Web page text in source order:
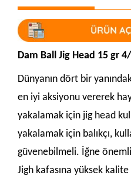
Dam Ball Jig Head 15 gr
Dünyanın dört bir
en iyi aksiyonu vererek
yakalamak için jig head
yakalamak için balıkçı,
güvenebilmeli. İğne önemli
Jigh kafasına yüksek